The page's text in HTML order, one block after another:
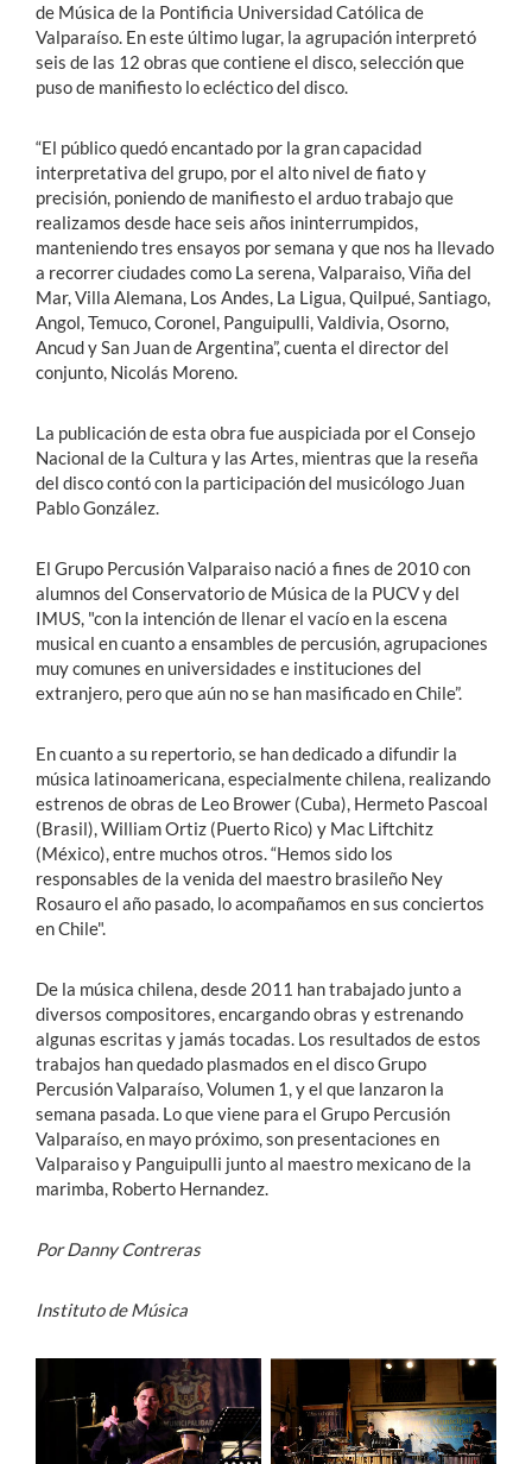
de Música de la Pontificia Universidad Católica de
Valparaíso. En este último lugar, la agrupación interpretó
seis de las 12 obras que contiene el disco, selección que
puso de manifiesto lo ecléctico del disco.
“El público quedó encantado por la gran capacidad
interpretativa del grupo, por el alto nivel de fiato y
precisión, poniendo de manifiesto el arduo trabajo que
realizamos desde hace seis años ininterrumpidos,
manteniendo tres ensayos por semana y que nos ha llevado
a recorrer ciudades como La serena, Valparaiso, Viña del
Mar, Villa Alemana, Los Andes, La Ligua, Quilpué, Santiago,
Angol, Temuco, Coronel, Panguipulli, Valdivia, Osorno,
Ancud y San Juan de Argentina”, cuenta el director del
conjunto, Nicolás Moreno.
La publicación de esta obra fue auspiciada por el Consejo
Nacional de la Cultura y las Artes, mientras que la reseña
del disco contó con la participación del musicólogo Juan
Pablo González.
El Grupo Percusión Valparaiso nació a fines de 2010 con
alumnos del Conservatorio de Música de la PUCV y del
IMUS, "con la intención de llenar el vacío en la escena
musical en cuanto a ensambles de percusión, agrupaciones
muy comunes en universidades e instituciones del
extranjero, pero que aún no se han masificado en Chile”.
En cuanto a su repertorio, se han dedicado a difundir la
música latinoamericana, especialmente chilena, realizando
estrenos de obras de Leo Brower (Cuba), Hermeto Pascoal
(Brasil), William Ortiz (Puerto Rico) y Mac Liftchitz
(México), entre muchos otros. “Hemos sido los
responsables de la venida del maestro brasileño Ney
Rosauro el año pasado, lo acompañamos en sus conciertos
en Chile".
De la música chilena, desde 2011 han trabajado junto a
diversos compositores, encargando obras y estrenando
algunas escritas y jamás tocadas. Los resultados de estos
trabajos han quedado plasmados en el disco Grupo
Percusión Valparaíso, Volumen 1, y el que lanzaron la
semana pasada. Lo que viene para el Grupo Percusión
Valparaíso, en mayo próximo, son presentaciones en
Valparaiso y Panguipulli junto al maestro mexicano de la
marimba, Roberto Hernandez.
Por Danny Contreras
Instituto de Música